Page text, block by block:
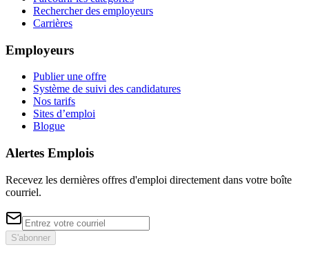
Rechercher des employeurs
Carrières
Employeurs
Publier une offre
Système de suivi des candidatures
Nos tarifs
Sites d’emploi
Blogue
Alertes Emplois
Recevez les dernières offres d'emploi directement dans votre boîte
courriel.
S'abonner